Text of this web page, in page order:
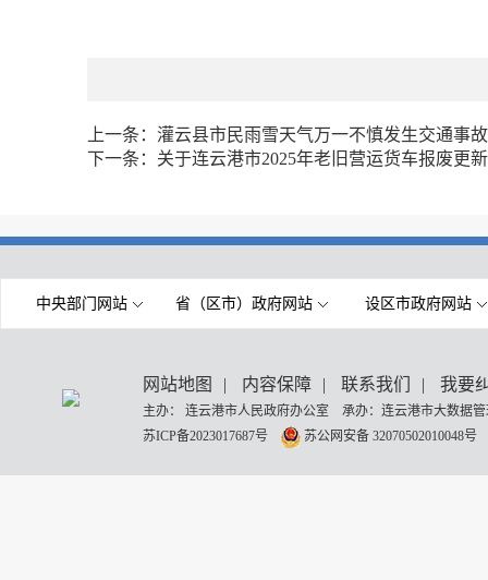
上一条： 灌云县市民雨雪天气万一不慎发生交通事
下一条： 关于连云港市2025年老旧营运货车报废更
中央部门网站 省（区市）政府网站 设区市政府网站
网站地图 | 内容保障 | 联系我们 | 我要
主办： 连云港市人民政府办公室 承办：连云港市大数据
苏ICP备2023017687号
苏公网安备 32070502010048号